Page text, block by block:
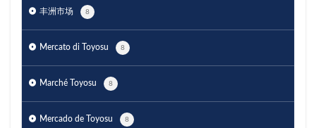
丰洲市场 8
Mercato di Toyosu 8
Marché Toyosu 8
Mercado de Toyosu 8